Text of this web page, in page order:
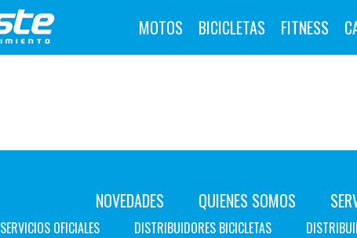
MOTOS BICICLETAS FITNESS
NOVEDADES QUIENES SOMOS
SERVICIOS OFICIALES DISTRIBUIDORES BICICLETAS